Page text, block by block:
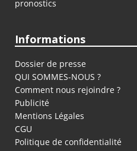
pronostics
Informations
Dossier de presse
QUI SOMMES-NOUS ?
Comment nous rejoindre ?
Publicité
Mentions Légales
CGU
Politique de confidentialité